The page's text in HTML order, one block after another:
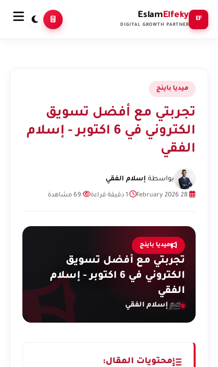
EF
EslamElfeky
DIGITAL GROWTH PARTNER
ميديا باينج
تجربتي مع أفضل تسويق
الكتروني في 6 اكتوبر - إسلام
الفقي
بواسطة إسلام الفقي
ميديا باينج
تجربتي مع أفضل تسويق
الكتروني في 6 اكتوبر - إسلام
الفقي
إسلام الفقي
محتويات المقال: